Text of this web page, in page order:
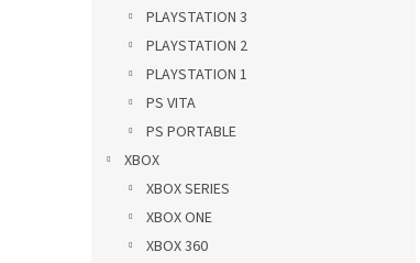
PLAYSTATION 3
PLAYSTATION 2
PLAYSTATION 1
PS VITA
PS PORTABLE
XBOX
XBOX SERIES
XBOX ONE
XBOX 360